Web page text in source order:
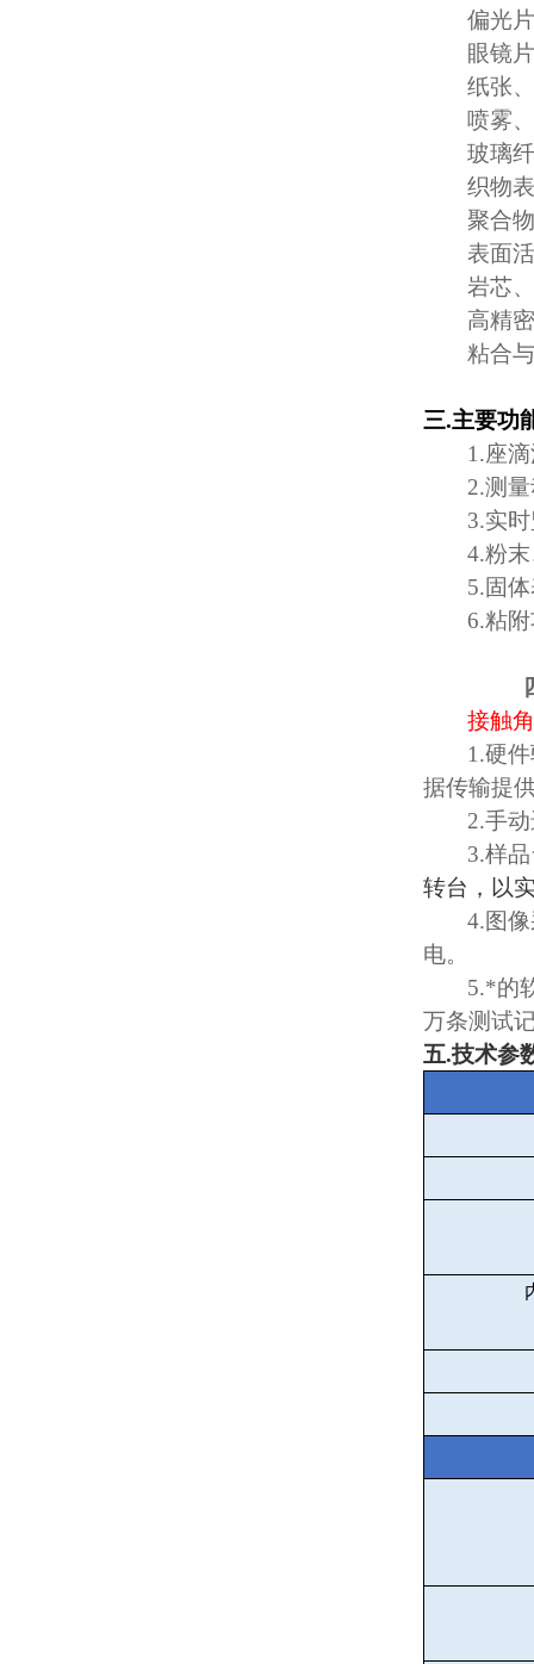
偏光
眼镜
纸张
喷雾
玻璃
织物
聚合
表面
岩芯
高精
粘合
三.主要功
1.座
2.测
3.实
4.粉
5.固
6.粘
接触
1.硬
据传输提
2.手
3.样
转台，以
4.图
电。
5.*的
万条测试
五.技术参